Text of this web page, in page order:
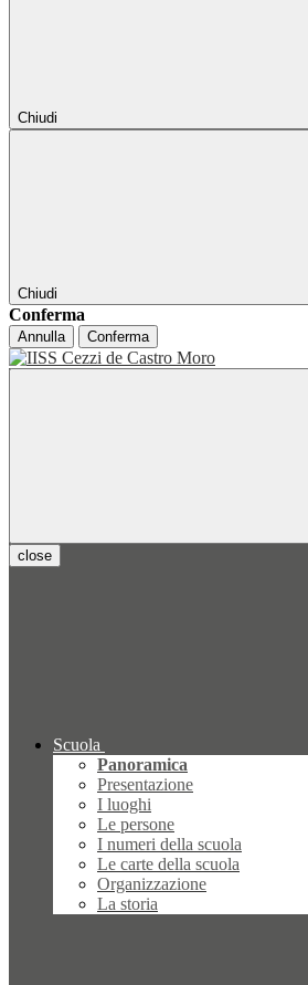
Chiudi
Chiudi
Conferma
Annulla Conferma
close
Scuola
Panoramica
Presentazione
I luoghi
Le persone
I numeri della scuola
Le carte della scuola
Organizzazione
La storia